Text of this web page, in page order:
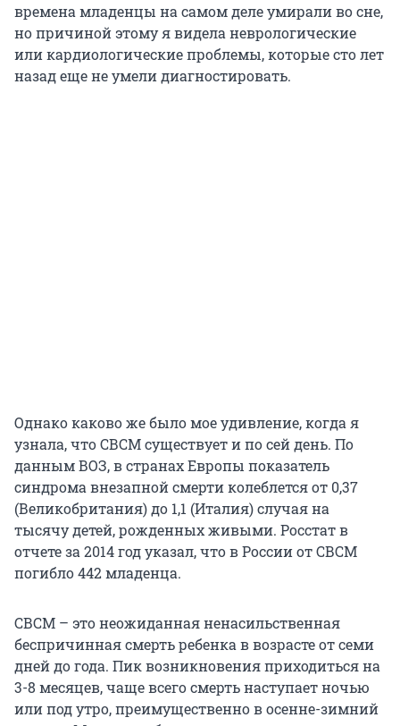
времена младенцы на самом деле умирали во сне,
но причиной этому я видела неврологические
или кардиологические проблемы, которые сто лет
назад еще не умели диагностировать.
Однако каково же было мое удивление, когда я
узнала, что СВСМ существует и по сей день. По
данным ВОЗ, в странах Европы показатель
синдрома внезапной смерти колеблется от 0,37
(Великобритания) до 1,1 (Италия) случая на
тысячу детей, рожденных живыми. Росстат в
отчете за 2014 год указал, что в России от СВСМ
погибло 442 младенца.
СВСМ – это неожиданная ненасильственная
беспричинная смерть ребенка в возрасте от семи
дней до года. Пик возникновения приходиться на
3-8 месяцев, чаще всего смерть наступает ночью
или под утро, преимущественно в осенне-зимний